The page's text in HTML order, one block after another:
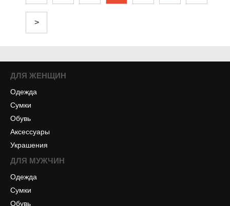
>
ДЛЯ ЖЕНЩИН
Одежда
Сумки
Обувь
Аксессуары
Украшения
ДЛЯ МУЖЧИН
Одежда
Сумки
Обувь